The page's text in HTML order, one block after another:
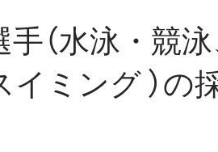
（水泳・競
イミング ）の